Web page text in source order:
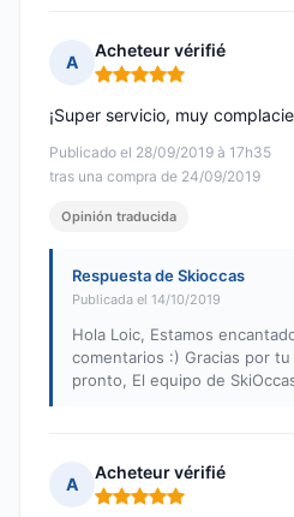
A
Acheteur vérifié
Nota: 5 de 5
Publicado el 28/09/2019 à 17h35
tras una compra de 24/09/2019
¡Super servicio, muy
Opinión traducida
Respuesta de Skioccas
Publicada el 14/10/2019
Hola Loic, Estamos
comentarios :) Gracias por
pronto, El equipo de
A
Acheteur vérifié
Nota: 5 de 5